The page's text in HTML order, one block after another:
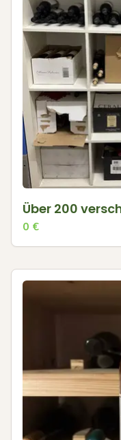
Über 200
0 €